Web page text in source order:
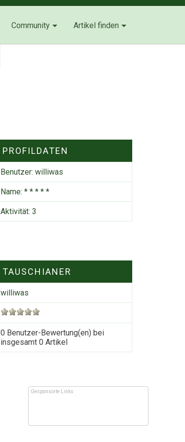
Community Artikel finden
PROFILDATEN
Benutzer:williwas
Name: * * * * *
Aktivität: 3
TAUSCHIANER
williwas
0 Benutzer-Bewertung(en) bei
insgesamt0 Artikel
Gesponsorte Links